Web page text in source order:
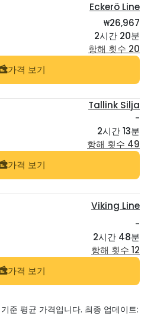
Eckerö Line
₩26,967
2시간 20분
항해 횟수 20
가격 보기
Tallink Silja
-
2시간 13분
항해 횟수 49
가격 보기
Viking Line
-
2시간 48분
항해 횟수 12
가격 보기
준 평균 가격입니다. 최종 업데이트: